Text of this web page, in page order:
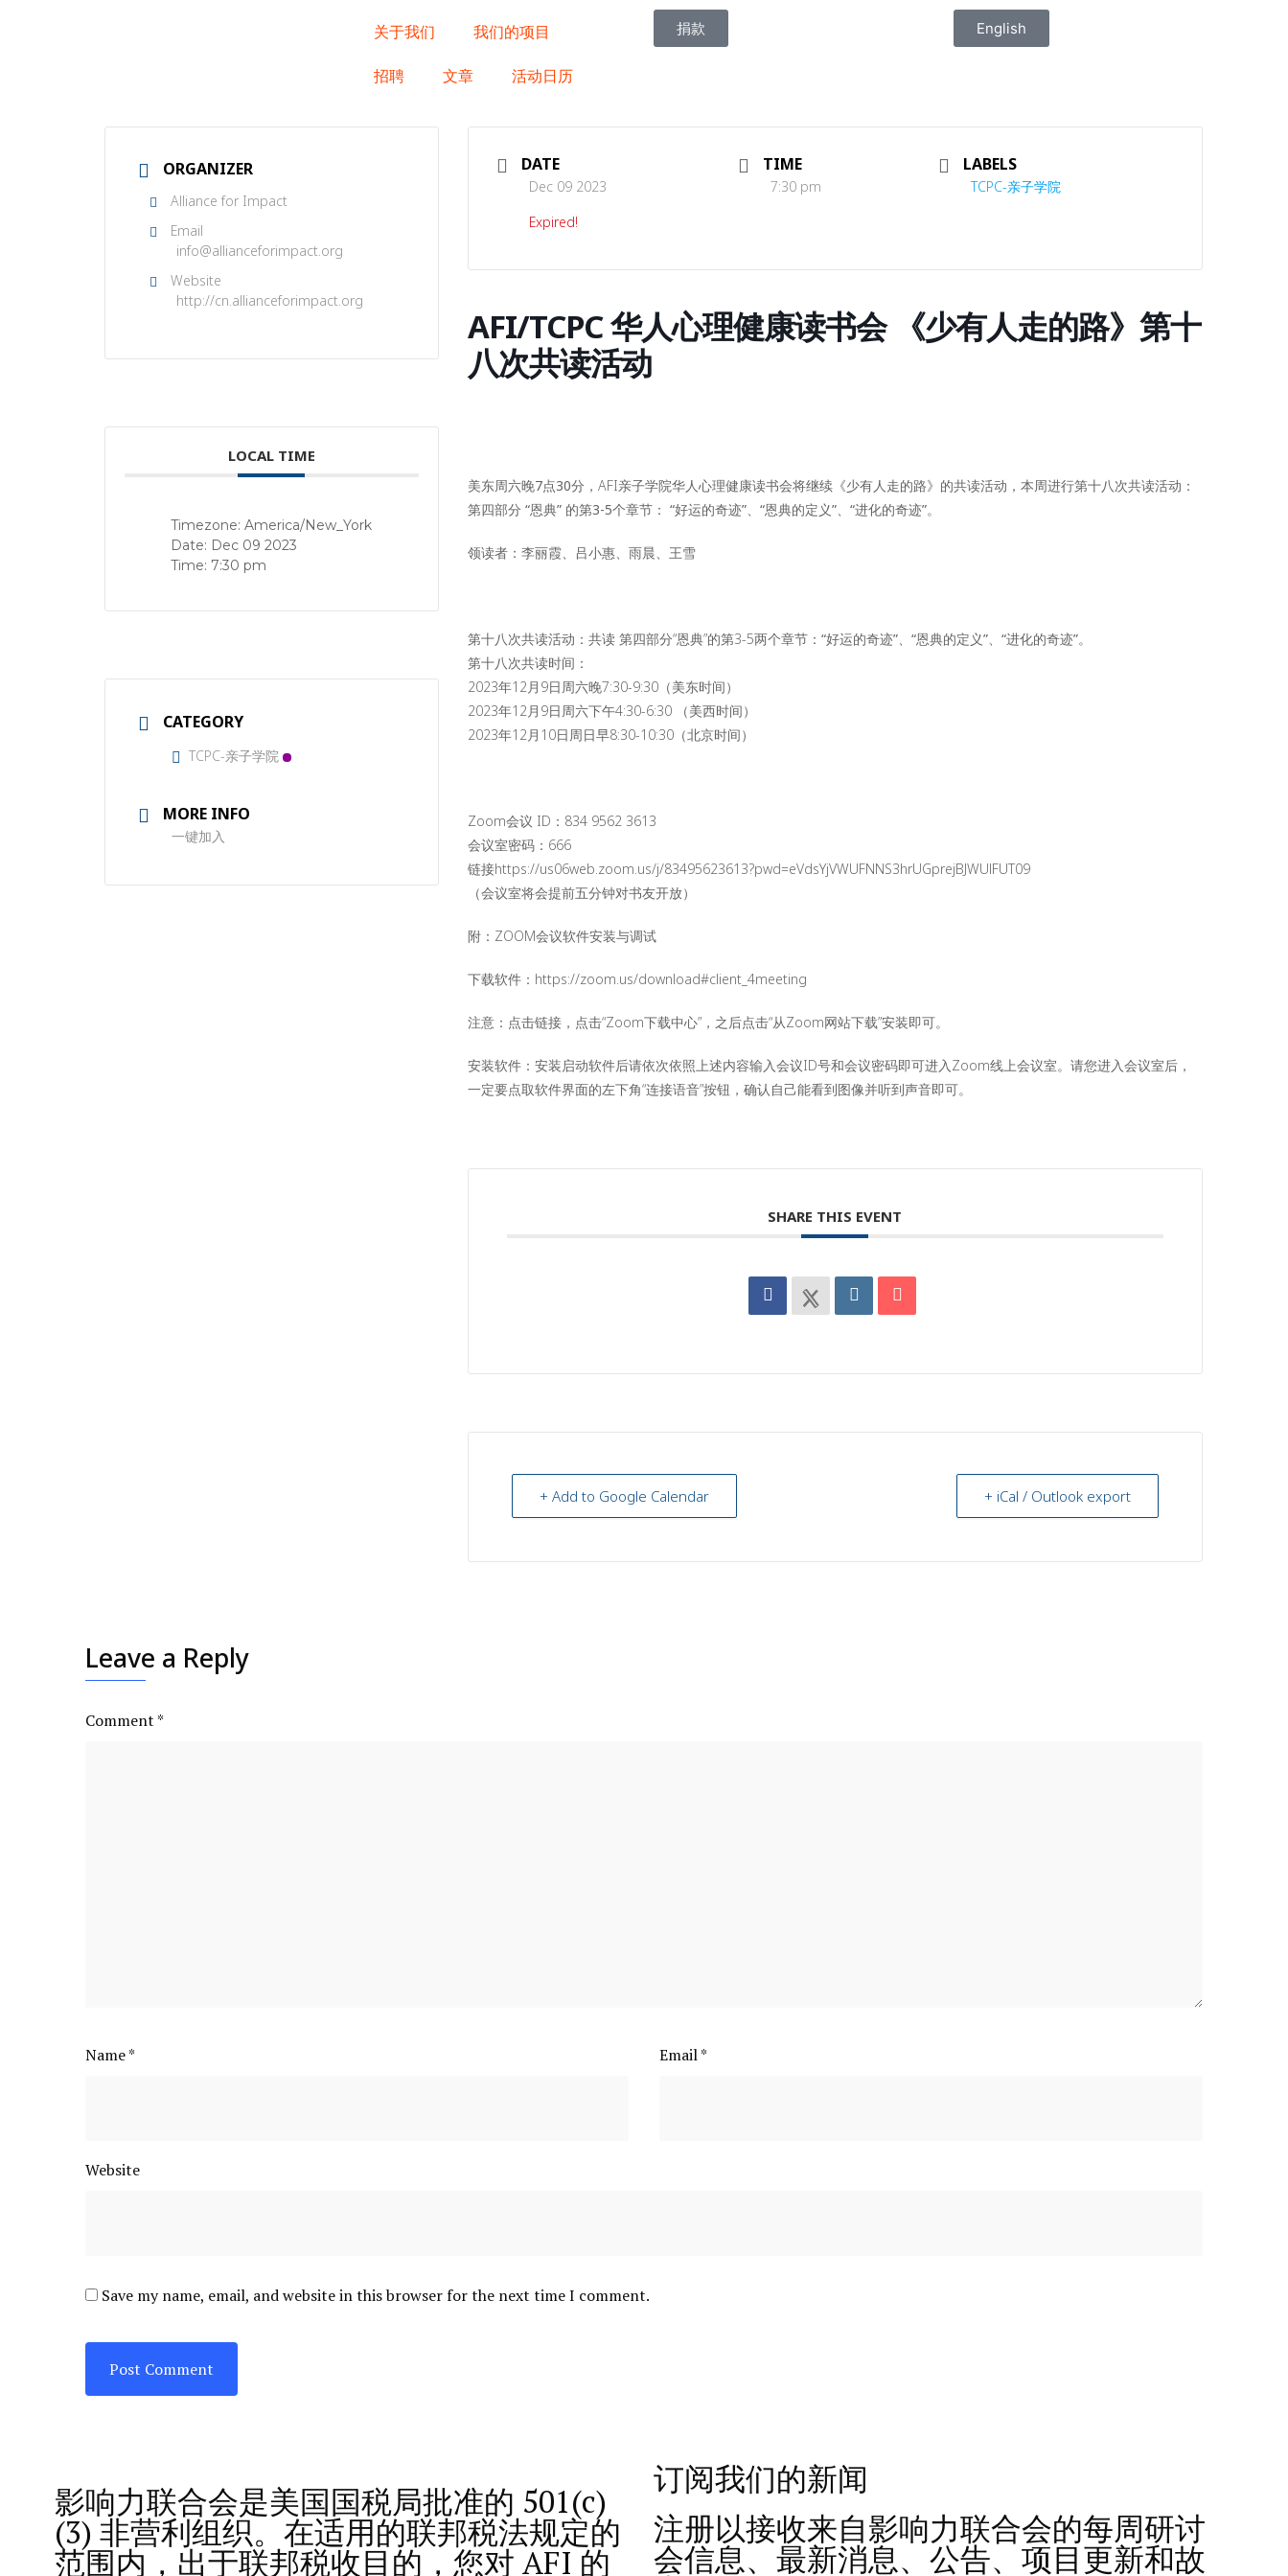
关于我们 我们的项目
招聘 文章 活动日历
捐款 English
ORGANIZER
Alliance for Impact
Email
info@allianceforimpact.org
Website
http://cn.allianceforimpact.org
LOCAL TIME
Timezone: America/New_York
Date: Dec 09 2023
Time: 7:30 pm
CATEGORY
TCPC-亲子学院
MORE INFO
一键加入
DATE
Dec 09 2023
Expired!
TIME
7:30 pm
LABELS
TCPC-亲子学院
AFI/TCPC 华人心理健康读书会 《少有人走的路》第十
八次共读活动
美东周六晚7点30分， AFI亲子学院华人心理健康读书会将继续《少有人走的路》的共读活动，本周进行第十八次共读活动：
第四部分 “恩典” 的第3-5个章节： “好运的奇迹”、“恩典的定义”、“进化的奇迹”。
领读者：李丽霞、吕小惠、雨晨、王雪
第十八次共读活动：共读 第四部分“恩典”的第3-5两个章节： “好运的奇迹”、“恩典的定义”、“进化的奇迹”。
第十八次共读时间：
2023年12月9日周六晚7:30-9:30（美东时间）
2023年12月9日周六下午4:30-6:30 （美西时间）
2023年12月10日周日早8:30-10:30（北京时间）
Zoom会议 ID：834 9562 3613
会议室密码：666
链接https://us06web.zoom.us/j/83495623613?pwd=eVdsYjVWUFNNS3hrUGprejBJWUlFUT09
（会议室将会提前五分钟对书友开放）
附：ZOOM会议软件安装与调试
下载软件：https://zoom.us/download#client_4meeting
注意：点击链接，点击“Zoom下载中心”，之后点击“从Zoom网站下载”安装即可。
安装软件：安装启动软件后请依次依照上述内容输入会议ID号和会议密码即可进入Zoom线上会议室。请您进入会议室后，
一定要点取软件界面的左下角“连接语音”按钮，确认自己能看到图像并听到声音即可。
SHARE THIS EVENT
+ Add to Google Calendar + iCal / Outlook export
Leave a Reply
Comment*
Name* Email*
Website
Save my name, email, and website in this browser for the next time I comment.
影响力联合会是美国国税局批准的 501(c)
(3) 非营利组织。在适用的联邦税法规定的
范围内，出于联邦税收目的，您对 AFI 的
订阅我们的新闻​
注册以接收来自影响力联合会的每周研讨
会信息、最新消息、公告、项目更新和故